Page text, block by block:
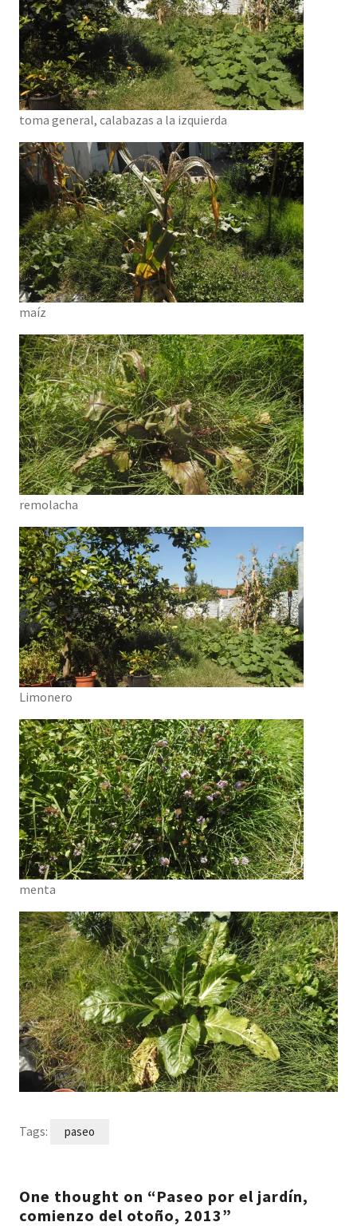
toma general, calabazas a la izquierda
maíz
remolacha
Limonero
menta
Tags: paseo
One thought on “Paseo por el jardín,
comienzo del otoño, 2013”